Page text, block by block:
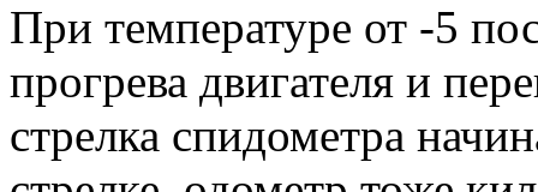
При температуре от -5
прогрева двигателя и
стрелка спидометра